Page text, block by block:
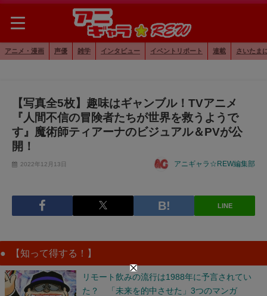
アニメ・漫画 声優 雑学 インタビュー イベントリポート 連載 さいたま
【写真全5枚】趣味はギャンブル！TVアニメ
『人間不信の冒険者たちが世界を救うようで
す』魔術師ティアーナのビジュアル＆PVが公
開！
2022年12月13日 アニギャラ☆REW編集部
LINE
【知って得する！】
リモート飲みの流行は1988年に予言されてい
た？ 「未来を的中させた」3つのマンガ